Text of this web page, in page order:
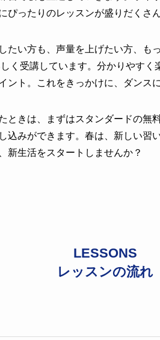
ぴったりのレッスンが盛りだくさん
たい方も、声量を上げたい方、も
く受講しています。分かりやすく
ント。これをきっかけに、ダンス
ときは、まずはスタンダードの無
込みができます。春は、新しい習
新生活をスタートしませんか？
LESSONS
レッスンの流れ